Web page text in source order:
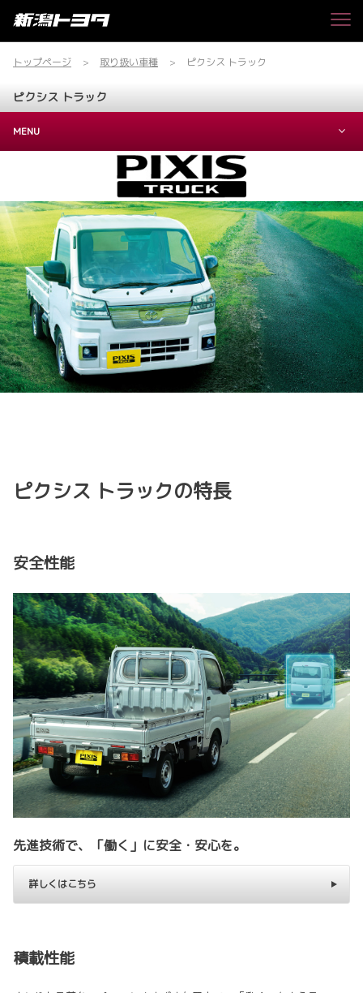
トップページ 取り扱い車種 ピクシス トラック
ピクシス トラック
MENU
ピクシス トラックの特長
安全性能
先進技術で、「働く」に安全・安心を。
詳しくはこちら
積載性能